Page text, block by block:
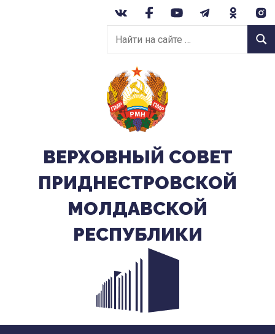
Найти
на
сайте:
ВЕРХОВНЫЙ CОВЕТ
ПРИДНЕСТРОВСКОЙ
МОЛДАВСКОЙ
РЕСПУБЛИКИ